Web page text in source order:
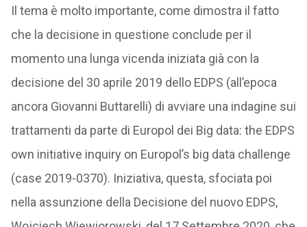
Il tema è molto importante, come dimostra il fatto
che la decisione in questione conclude per il
momento una lunga vicenda iniziata già con la
decisione del 30 aprile 2019 dello EDPS (all’epoca
ancora Giovanni Buttarelli) di avviare una indagine sui
trattamenti da parte di Europol dei Big data: the EDPS
own initiative inquiry on Europol’s big data challenge
(case 2019-0370). Iniziativa, questa, sfociata poi
nella assunzione della Decisione del nuovo EDPS,